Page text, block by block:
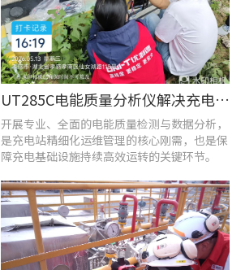
UT285C电能质量分析仪解决充电站三相用电各类难题
开展专业、全面的电能质量检测与数据分析，
是充电站精细化运维管理的核心刚需，也是保
障充电基础设施持续高效运转的关键环节。